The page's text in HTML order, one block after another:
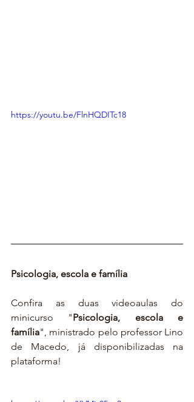
https://youtu.be/FlnHQDITc18
Psicologia, escola e família
Confira as duas videoaulas do
minicurso "Psicologia, escola e
família", ministrado pelo professor Lino
de Macedo, já disponibilizadas na
plataforma!